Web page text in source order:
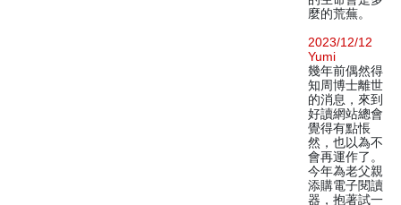
麼的荒蕪。
2023/12/12
Yumi
幾年前偶然得
知周博士離世
的消息，來到
好讀網站總會
覺得有點悵
然，也以為不
會再運作了。
今年為老父親
添購電子閱讀
器，抱著試一